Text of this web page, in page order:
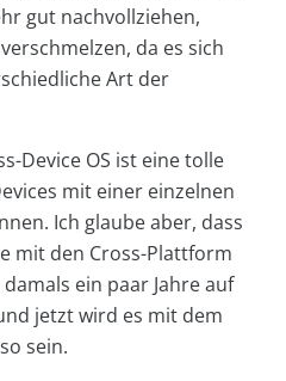
gut nachvollziehen,
da es sich
Art der
Device OS ist eine tolle
mit einer einzelnen
Ich glaube aber, dass
mit den Cross-Plattform
ein paar Jahre auf
jetzt wird es mit dem
sein.